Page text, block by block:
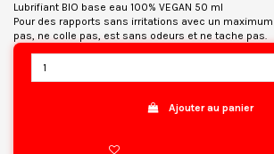
Lubrifiant BIO base eau 100% VEGAN 50 ml
Pour des rapports sans irritations avec un
pas, ne colle pas, est sans odeurs et ne tache pas.
Ajouter au panier